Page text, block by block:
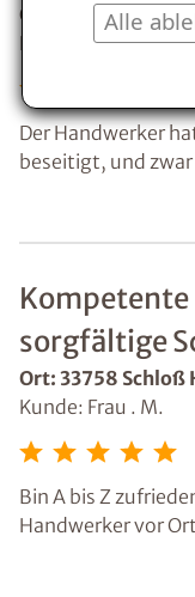
Alle
Ort: 32756
Kunde: Frau . A.
Der Handwerker
beseitigt, und
Sanierungen ist,
informiert habe.
sorgfältige
Ort: 33758 Schloß
Kunde: Frau . M.
Bin A bis Z
Handwerker vor
ausgeführt. Mit